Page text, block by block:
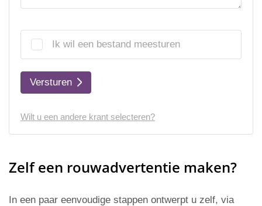
Ik wil een bestand meesturen
Versturen
Wilt u een andere krant selecteren?
Zelf een rouwadvertentie maken?
In een paar eenvoudige stappen ontwerpt u zelf, via